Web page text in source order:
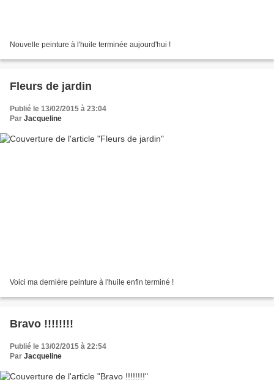
Nouvelle peinture à l'huile terminée aujourd'hui !
Fleurs de jardin
Publié le 13/02/2015 à 23:04
Par Jacqueline
Voici ma dernière peinture à l'huile enfin terminé !
Bravo !!!!!!!!
Publié le 13/02/2015 à 22:54
Par Jacqueline